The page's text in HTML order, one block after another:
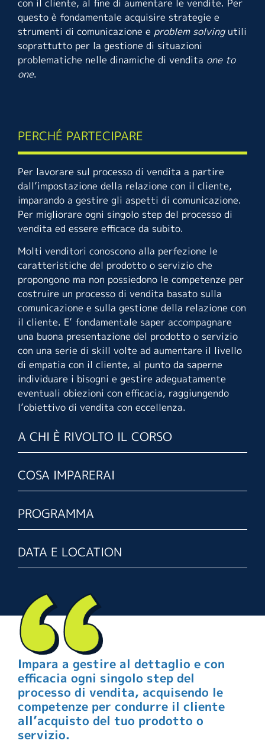
con il cliente, al fine di aumentare le vendite. Per
questo è fondamentale acquisire strategie e
strumenti di comunicazione e problem solvingutili
soprattutto per la gestione di situazioni
problematiche nelle dinamiche di vendita one to
one.
PERCHÉ PARTECIPARE
A CHI È RIVOLTO IL CORSO
COSA IMPARERAI
PROGRAMMA
DATA E LOCATION
Per lavorare sul processo di vendita a partire
dall’impostazione della relazione con il cliente,
imparando a gestire gli aspetti di comunicazione.
Per migliorare ogni singolo step del processo di
vendita ed essere efficace da subito.
Molti venditori conoscono alla perfezione le
caratteristiche del prodotto o servizio che
propongono ma non possiedono le competenze per
costruire un processo di vendita basato sulla
comunicazione e sulla gestione della relazione con
il cliente. E’ fondamentale saper accompagnare
una buona presentazione del prodotto o servizio
con una serie di skill volte ad aumentare il livello
di empatia con il cliente, al punto da saperne
individuare i bisogni e gestire adeguatamente
eventuali obiezioni con efficacia, raggiungendo
l’obiettivo di vendita con eccellenza.
Impara a gestire al dettaglio e con
efficacia ogni singolo step del
processo di vendita, acquisendo le
competenze per condurre il cliente
all’acquisto del tuo prodotto o
servizio.